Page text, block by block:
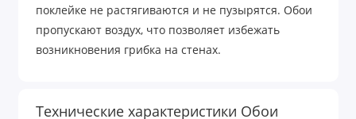
поклейке не растягиваются и не пузырятся. Обои
пропускают воздух, что позволяет избежать
возникновения грибка на стенах.
Технические характеристики Обои